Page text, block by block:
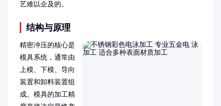
艺难以企及的。
结构与原理
精密冲压的核心是
模具系统，通常由
上模、下模、导向
装置和卸料装置组
成。模具的加工精